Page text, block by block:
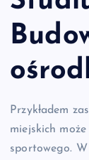
Przykładem
miejskich
sportowego.